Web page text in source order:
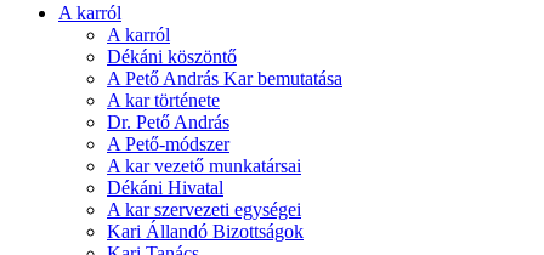
A karról
A karról
Dékáni köszöntő
A Pető András Kar bemutatása
A kar története
Dr. Pető András
A Pető-módszer
A kar vezető munkatársai
Dékáni Hivatal
A kar szervezeti egységei
Kari Állandó Bizottságok